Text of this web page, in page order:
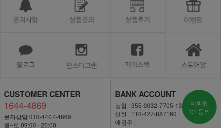
CUSTOMER CENTER
1644-4869
문자상담 010-4407-4869
월~토 09:00 - 20:00
BANK ACCOUNT
농협 : 355-0032-7705-13
신한 : 110-427-887160
예금주 :
비회원
1:1 문의